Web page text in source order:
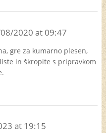
2020 at 09:47
gre za kumarno plesen,
in škropite s pripravkom
at 19:15